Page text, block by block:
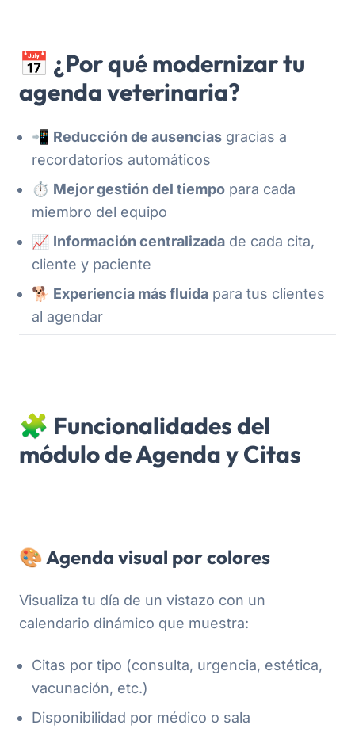
📅 ¿Por qué modernizar tu
agenda veterinaria?
📲 Reducción de ausencias gracias a
recordatorios automáticos
⏱️ Mejor gestión del tiempo para cada
miembro del equipo
📈 Información centralizada de cada cita,
cliente y paciente
🐕 Experiencia más fluida para tus clientes
al agendar
🧩 Funcionalidades del
módulo de Agenda y Citas
🎨 Agenda visual por colores
Visualiza tu día de un vistazo con un
calendario dinámico que muestra:
Citas por tipo (consulta, urgencia, estética,
vacunación, etc.)
Disponibilidad por médico o sala